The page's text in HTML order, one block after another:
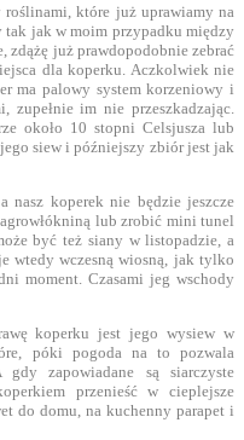
które już uprawiamy na
tak jak w moim przypadku między
już prawdopodobnie zebrać
dla koperku. Aczkolwiek nie
ma palowy system korzeniowy i
im nie przeszkadzając.
około 10 stopni Celsjusza lub
siew i późniejszy zbiór jest jak
nasz koperek nie będzie jeszcze
lub zrobić mini tunel
być też siany w listopadzie, a
wtedy wczesną wiosną, jak tylko
moment. Czasami jeg wschody
koperku jest jego wysiew w
póki pogoda na to pozwala
zapowiadane są siarczyste
przenieść w cieplejsze
do domu, na kuchenny parapet i